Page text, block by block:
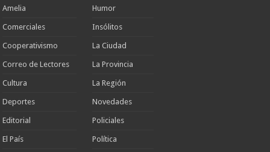
Amelia
Comerciales
Cooperativismo
Correo de Lectores
Cultura
Deportes
Editorial
El País
Humor
Insólitos
La Ciudad
La Provincia
La Región
Novedades
Policiales
Política